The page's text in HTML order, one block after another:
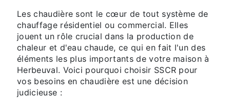
Les chaudière sont le cœur de tout système de
chauffage résidentiel ou commercial. Elles
jouent un rôle crucial dans la production de
chaleur et d'eau chaude, ce qui en fait l'un des
éléments les plus importants de votre maison à
Herbeuval. Voici pourquoi choisir SSCR pour
vos besoins en chaudière est une décision
judicieuse :